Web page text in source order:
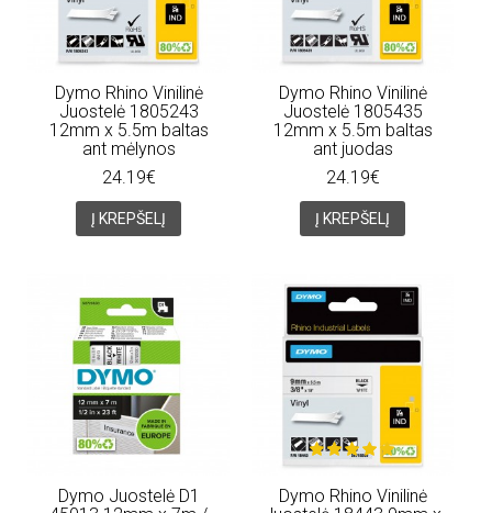
Dymo Rhino Vinilinė
Juostelė 1805243
12mm x 5.5m baltas
ant mėlynos
24.19€
Į KREPŠELĮ
Dymo Rhino Vinilinė
Juostelė 1805435
12mm x 5.5m baltas
ant juodas
24.19€
Į KREPŠELĮ
Dymo Juostelė D1
Dymo Rhino Vinilinė